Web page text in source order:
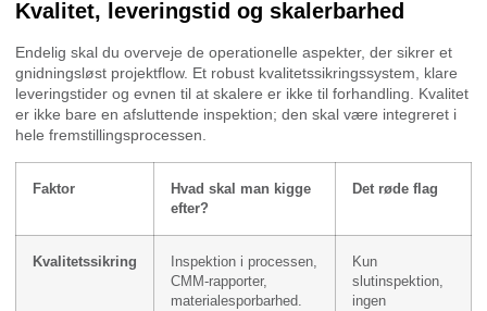
Kvalitet, leveringstid og skalerbarhed
Endelig skal du overveje de operationelle aspekter, der sikrer et
gnidningsløst projektflow. Et robust kvalitetssikringssystem, klare
leveringstider og evnen til at skalere er ikke til forhandling. Kvalitet
er ikke bare en afsluttende inspektion; den skal være integreret i
hele fremstillingsprocessen.
Faktor
Hvad skal man kigge
efter?
Det røde flag
Kvalitetssikring
Inspektion i processen,
CMM-rapporter,
materialesporbarhed.
Kun
slutinspektion,
ingen